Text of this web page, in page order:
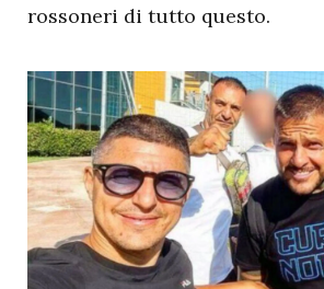
rossoneri di tutto questo.